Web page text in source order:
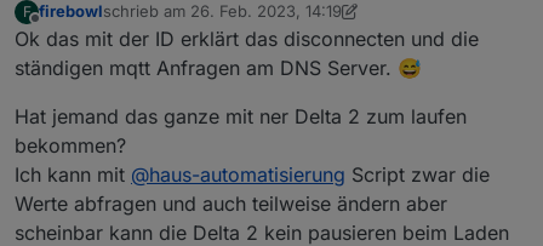
F
Offline
firebowlschrieb am 26. Feb. 2023, 14:19
zuletzt editiert von firebowl
Ok das mit der ID erklärt das disconnecten und die
ständigen mqtt Anfragen am DNS Server. 😅
Hat jemand das ganze mit ner Delta 2 zum laufen
bekommen?
Ich kann mit @haus-automatisierung Script zwar die
Werte abfragen und auch teilweise ändern aber
scheinbar kann die Delta 2 kein pausieren beim Laden